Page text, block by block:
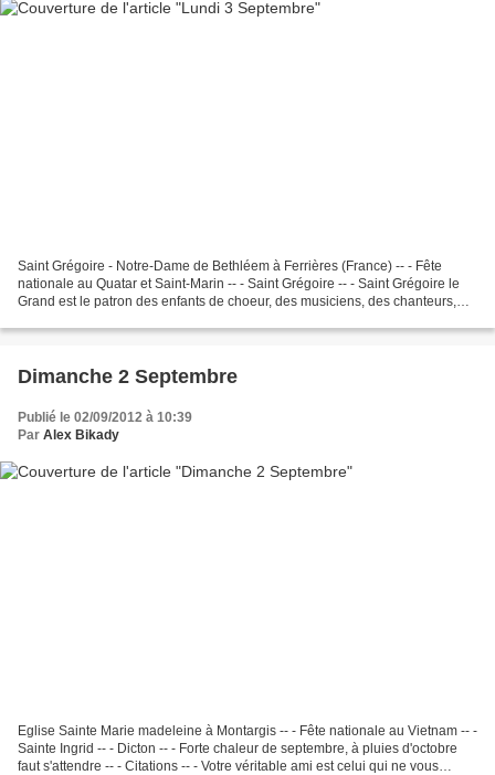
Saint Grégoire - Notre-Dame de Bethléem à Ferrières (France) -- - Fête
nationale au Quatar et Saint-Marin -- - Saint Grégoire -- - Saint Grégoire le
Grand est le patron des enfants de choeur, des musiciens, des chanteurs,
Dimanche 2 Septembre
Publié le 02/09/2012 à 10:39
Par Alex Bikady
Eglise Sainte Marie madeleine à Montargis -- - Fête nationale au Vietnam -- -
Sainte Ingrid -- - Dicton -- - Forte chaleur de septembre, à pluies d'octobre
faut s'attendre -- - Citations -- - Votre véritable ami est celui qui ne vous